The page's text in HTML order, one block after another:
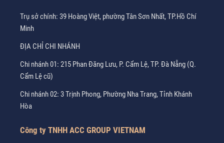
Trụ sở chính: 39 Hoàng Việt, phường Tân Sơn Nhất, TP.Hồ Chí
Minh
ĐỊA CHỈ CHI NHÁNH
Chi nhánh 01: 215 Phan Đăng Lưu, P. Cẩm Lệ, TP. Đà Nẵng (Q.
Cẩm Lệ cũ)
Chi nhánh 02: 3 Trịnh Phong, Phường Nha Trang, Tỉnh Khánh
Hòa
Công ty TNHH ACC GROUP VIETNAM